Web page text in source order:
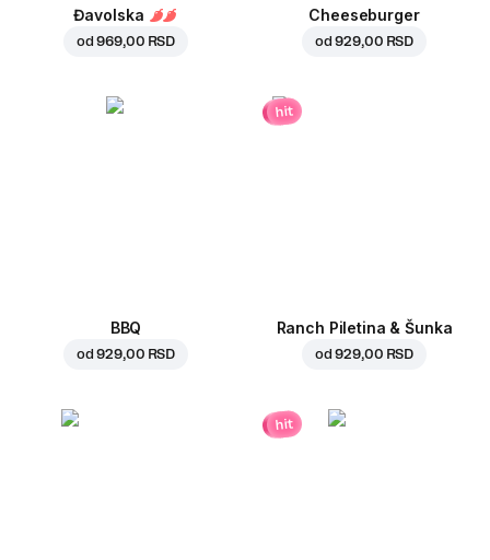
Đavolska
od969,00 RSD
Cheeseburger
od929,00 RSD
BBQ
od929,00 RSD
hit
Ranch Piletina & Šunka
od929,00 RSD
hit